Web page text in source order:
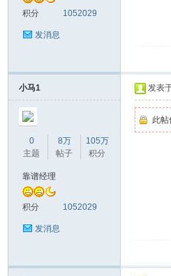
积分 1052029
发消息
小马1
0
主题
8万
帖子
105万
积分
靠谱经理
积分 1052029
发消息
发表
此